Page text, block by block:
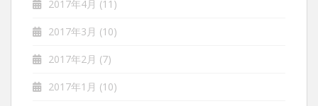
2017年4月 (11)
2017年3月 (10)
2017年2月 (7)
2017年1月 (10)